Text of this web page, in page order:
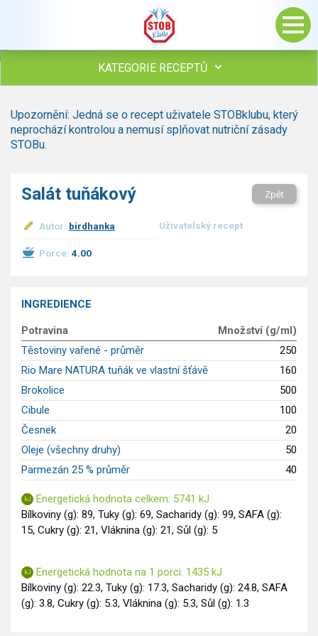
KATEGORIE RECEPTŮ
Polévky
Studená kuchyně
Bezmasé a zeleninové
Sladké pokrmy
Dezerty
Dětské recepty
GLP-1 recepty
Upozornění: Jedná se o recept uživatele STOBklubu, který
neprochází kontrolou a nemusí splňovat nutriční zásady
STOBu.
Salát tuňákový Zpět
Autor: birdhanka Uživatelský recept
Porce: 4.00
INGREDIENCE
Potravina
Množství (g/ml)
Těstoviny vařené - průměr
250
Rio Mare NATURA tuňák ve vlastní šťávě
160
Brokolice
500
Cibule
100
Česnek
20
Oleje (všechny druhy)
50
Parmezán 25 % průměr
40
Energetická hodnota celkem: 5741 kJ
Bílkoviny (g): 89, Tuky (g): 69, Sacharidy (g): 99, SAFA (g):
15, Cukry (g): 21, Vláknina (g): 21, Sůl (g): 5
Energetická hodnota na 1 porci: 1435 kJ
Bílkoviny (g): 22.3, Tuky (g): 17.3, Sacharidy (g): 24.8, SAFA
(g): 3.8, Cukry (g): 5.3, Vláknina (g): 5.3, Sůl (g): 1.3